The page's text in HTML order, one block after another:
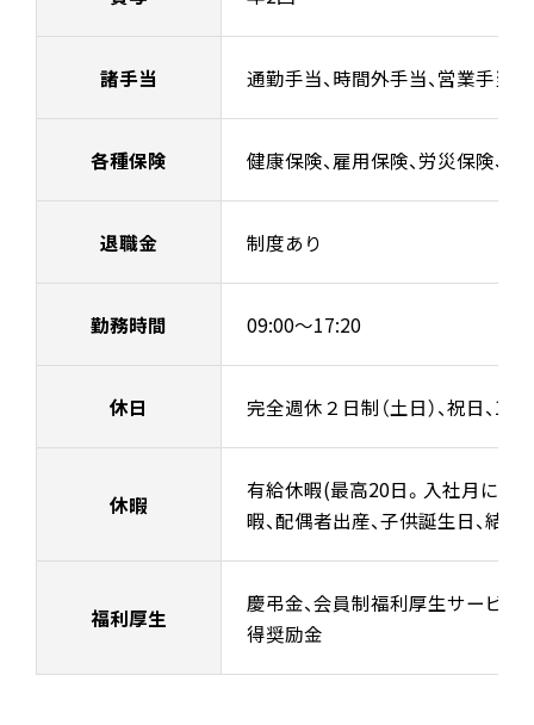
諸手当 通勤手当、時間外手当、営業手当等
各種保険 健康保険、雇用保険、労災保険、厚
退職金 制度あり
勤務時間 09:00～17:20
休日 完全週休２日制（土日）、祝日、
休暇
有給休暇(最高20日。入社月によ
暇、配偶者出産、子供誕生日、結婚
福利厚生
慶弔金、会員制福利厚生サービス
得奨励金